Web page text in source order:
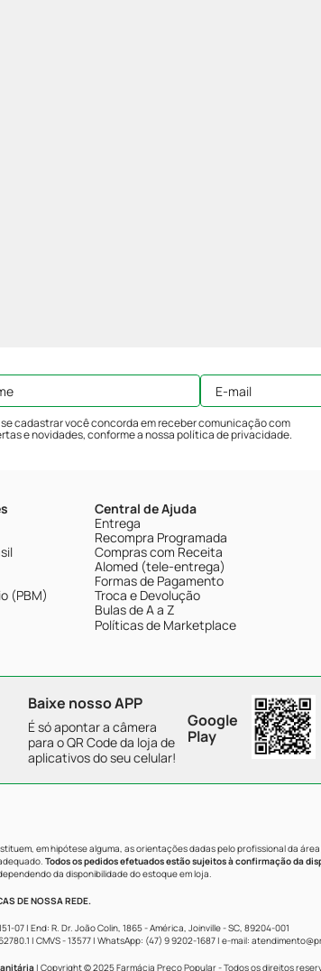
cadastrar você concorda em receber comunicação com
e novidades, conforme a nossapolítica de privacidade.
(PBM)
Central de Ajuda
Entrega
Recompra Programada
Compras com Receita
Alomed (tele-entrega)
Formas de Pagamento
Troca e Devolução
Bulas de A a Z
Políticas de Marketplace
Baixe nosso APP
É só apontar a câmera
para o QR Code da loja de
aplicativos do seu celular!
Google
Play
em hipótese alguma, as orientações dadas pelo profissional da
Todos os pedidos efetuados estão sujeitos à confirmação da
da disponibilidade do estoque em loja.
DE NOSSA REDE.
07 | End: R. Dr. João Colin, 1865 - América, Joinville - SC, 89204-001
| CMVS - 13577 | WhatsApp: (47) 9 9202-1687 | e-mail:
| Copyright © 2025 Farmácia Preço Popular - Todos os direitos